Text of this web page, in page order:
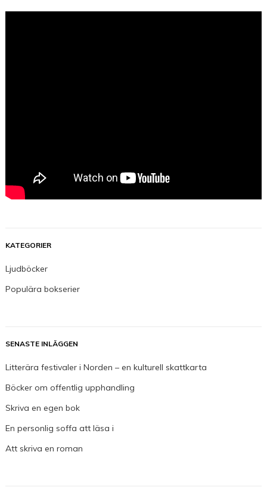
KATEGORIER
Ljudböcker
Populära bokserier
SENASTE INLÄGGEN
Litterära festivaler i Norden – en kulturell skattkarta
Böcker om offentlig upphandling
Skriva en egen bok
En personlig soffa att läsa i
Att skriva en roman